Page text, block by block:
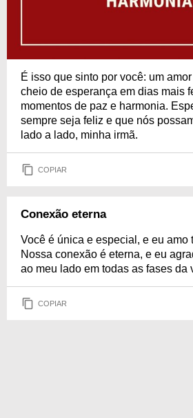
É isso que sinto por você: um
cheio de esperança em dias mais
momentos de paz e harmonia.
sempre seja feliz e que nós
lado a lado, minha irmã.
COPIAR
Conexão eterna
Você é única e especial, e eu amo
Nossa conexão é eterna, e eu
ao meu lado em todas as fases da
COPIAR